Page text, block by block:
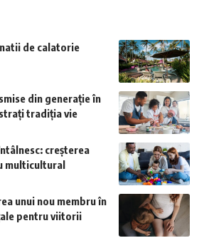
de calatorie
din generație în
tradiția vie
creșterea
multicultural
unui nou membru în
pentru viitorii